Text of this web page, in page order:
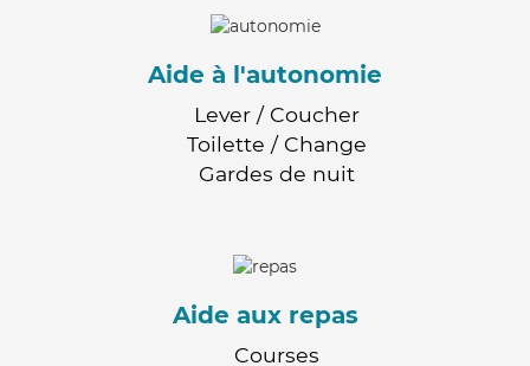
Aide à l'autonomie
Lever / Coucher
Toilette / Change
Gardes de nuit
Aide aux repas
Courses